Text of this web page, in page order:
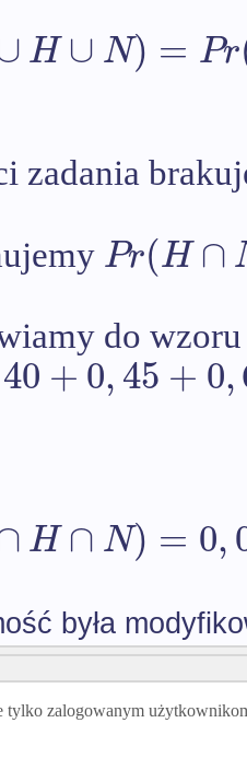
H∪ N) = Pr
zadania
Pr(H ∩
do
40+0,45+0,
H∩ N) = 0,
była
tylko zalogowanym